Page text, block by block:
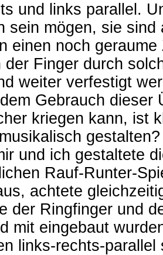
und links parallel.
sein mögen, sie
einen noch
der Finger durch
weiter verfestigt
Gebrauch dieser
kriegen kann, ist
und ich gestaltete
Rauf-Runter-
achtete
der Ringfinger und
mit eingebaut
links-rechts-parallel